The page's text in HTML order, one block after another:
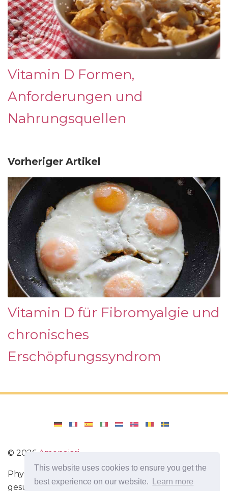
This website uses cookies to ensure you get the
best experience on our website.
Learn more
Vitamin D Formen,
Anforderungen und
Nahrungsquellen
Vorheriger Artikel
Vitamin D für Fibromyalgie und
chronisches
Erschöpfungssyndrom
© 2026 Amenajari
Physische Übungen. Diäten und Rezepte für eine
gesunde Ernährung. Übungen für das Gehirn.